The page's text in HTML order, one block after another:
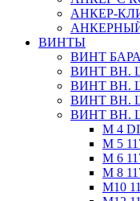
АНКЕР-
ВИНТЫ
ВИНТ
ВИНТ ВН.
ВИНТ ВН.
ВИНТ ВН.
ВИНТ ВН.
М 4
М 5
М 6
М 8
М10